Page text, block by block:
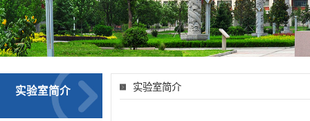
实验室简介 实验室简介